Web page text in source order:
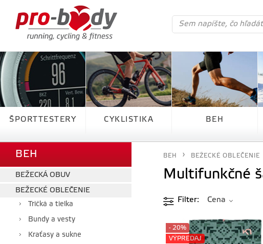
ŠPORTTESTERY CYKLISTIKA BEH
BEH
BEŽECKÁ OBUV
BEŽECKÉ OBLEČENIE
Tričká a tielka
Bundy a vesty
Kraťasy a sukne
BEH BEŽECKÉ OBLEČENIE
Multifunkčné
Filter Cena
- 20%
VÝPREDAJ